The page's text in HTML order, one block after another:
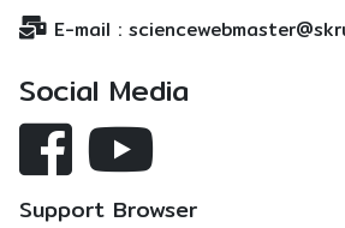
E-mail :
Social Media
Support Browser